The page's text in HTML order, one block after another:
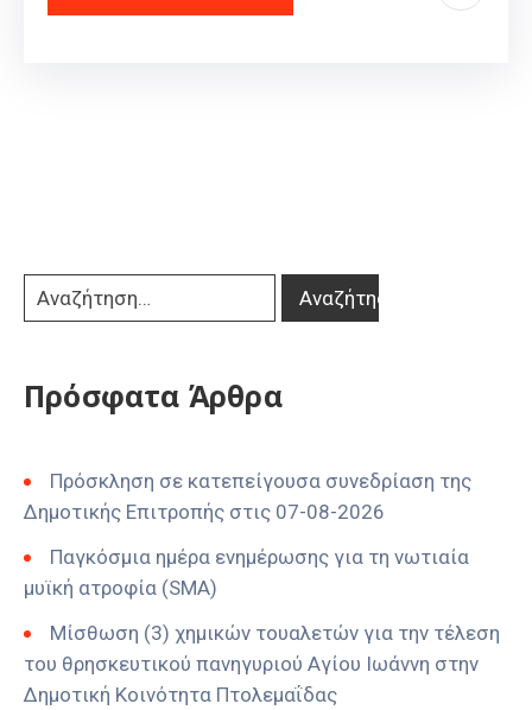
Πρόσφατα Άρθρα
Πρόσκληση σε κατεπείγουσα συνεδρίαση της
Δημοτικής Επιτροπής στις 07-08-2026
Παγκόσμια ημέρα ενημέρωσης για τη νωτιαία
μυϊκή ατροφία (SMA)
Μίσθωση (3) χημικών τουαλετών για την τέλεση
του θρησκευτικού πανηγυριού Αγίου Ιωάννη στην
Δημοτική Κοινότητα Πτολεμαΐδας